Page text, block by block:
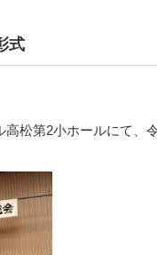
式
松第2小ホールにて、